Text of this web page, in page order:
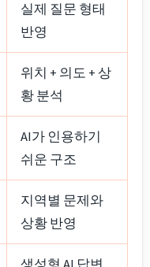
실제 질문 형태
반영
위치 + 의도 + 상
황 분석
AI가 인용하기
쉬운 구조
지역별 문제와
상황 반영